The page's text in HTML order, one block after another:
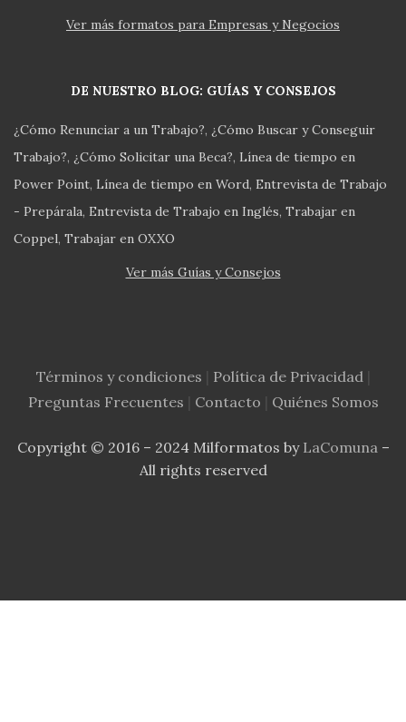
Ver más formatos para Empresas y Negocios
DE NUESTRO BLOG: GUÍAS Y CONSEJOS
¿Cómo Renunciar a un Trabajo? ¿Cómo Buscar y Conseguir
Trabajo? ¿Cómo Solicitar una Beca? Línea de tiempo en
Power Point Línea de tiempo en Word Entrevista de Trabajo
- Prepárala Entrevista de Trabajo en Inglés Trabajar en
Coppel Trabajar en OXXO
Ver más Guías y Consejos
Términos y condiciones Política de Privacidad|
Preguntas Frecuentes
Contacto Quiénes Somos
Copyright © 2016 – 2024 Milformatos by LaComuna–
All rights reserved